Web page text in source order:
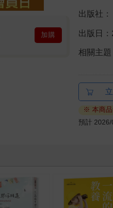
加購
出版社：
出版日：
相關主題
※ 本商品
預計